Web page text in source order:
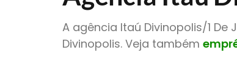
A agência Itaú Divinopolis/1
Divinopolis. Veja também